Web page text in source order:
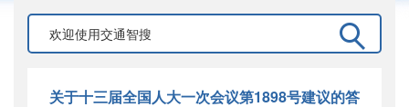
关于十三届全国人大一次会议第1898号建议的答